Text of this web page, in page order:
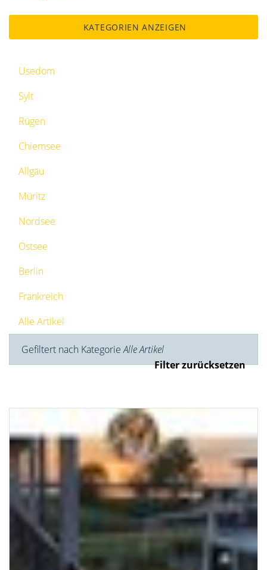
KATEGORIEN ANZEIGEN
Usedom
Sylt
Rügen
Chiemsee
Allgäu
Müritz
Nordsee
Ostsee
Berlin
Frankreich
Alle Artikel
Gefiltert nach KategorieAlle Artikel
Filter zurücksetzen